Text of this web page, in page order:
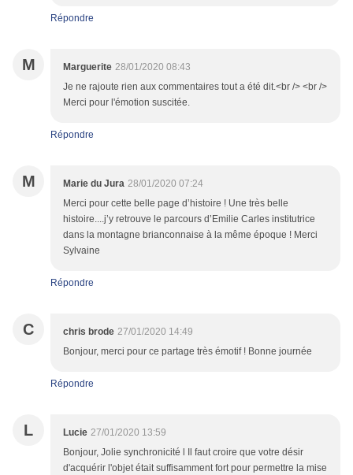
Répondre
M Marguerite 28/01/2020 08:43
Je ne rajoute rien aux commentaires tout a été dit.<br /> <br />
Merci pour l'émotion suscitée.
Répondre
M Marie du Jura 28/01/2020 07:24
Merci pour cette belle page d’histoire ! Une très belle
histoire....j’y retrouve le parcours d’Emilie Carles institutrice
dans la montagne brianconnaise à la même époque ! Merci
Sylvaine
Répondre
C chris brode 27/01/2020 14:49
Bonjour, merci pour ce partage très émotif ! Bonne journée
Répondre
L Lucie 27/01/2020 13:59
Bonjour, Jolie synchronicité l Il faut croire que votre désir
d'acquérir l'objet était suffisamment fort pour permettre la mise